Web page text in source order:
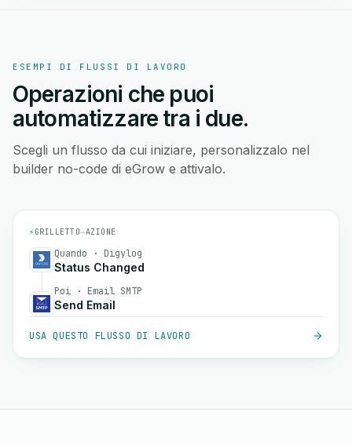
ESEMPI DI FLUSSI DI LAVORO
Operazioni che puoi
automatizzare tra i due.
Scegli un flusso da cui iniziare, personalizzalo nel
builder no-code di eGrow e attivalo.
⚡ GRILLETTO→AZIONE
Quando · Digylog
Status Changed
Poi · Email SMTP
Send Email
USA QUESTO FLUSSO DI LAVORO